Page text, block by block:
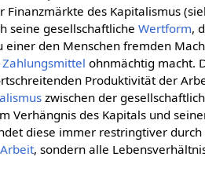
des Kapitalismus
seine gesellschaftlicheWertform,
den Menschen fremden
Zahlungsmittel ohnmächtig macht.
Produktivität der
zwischen der
Verhängnis des Kapitals und
diese immer restringtiver
Arbeit, sondern alle